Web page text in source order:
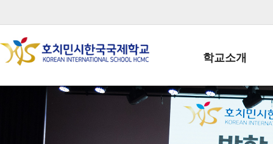
학교소개
학교장인사말
학생회장인사말
학교상징